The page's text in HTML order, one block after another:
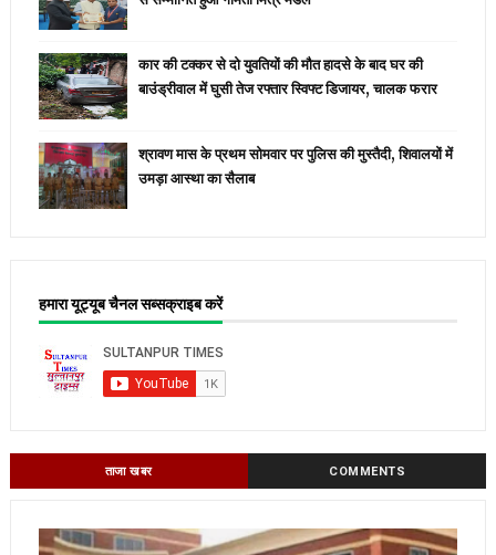
कार की टक्कर से दो युवतियों की मौत हादसे के बाद घर की
बाउंड्रीवाल में घुसी तेज रफ्तार स्विफ्ट डिजायर, चालक फरार
श्रावण मास के प्रथम सोमवार पर पुलिस की मुस्तैदी, शिवालयों में
उमड़ा आस्था का सैलाब
हमारा यूट्यूब चैनल सब्सक्राइब करें
ताजा खबर COMMENTS